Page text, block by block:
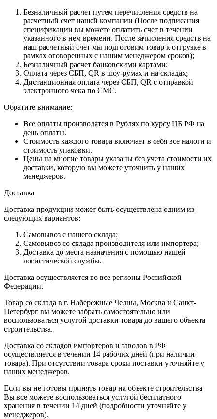
Безналичный расчет путем перечисления средств на
расчетный счет нашей компании (После подписания
спецификации вы можете оплатить счет в течении
указанного в нем времени. После зачисления средств на
наш расчетный счет мы подготовим товар к отгрузке в
рамках оговоренных с нашим менеджером сроков);
Безналичный расчет банковскими картами;
Оплата через СБП, QR в шоу-румах и на складах;
Дистанционная оплата через СБП, QR с отправкой
электронного чека по СМС.
Обратите внимание:
Все оплаты производятся в Рублях по курсу ЦБ РФ на
день оплаты.
Стоимость каждого товара включает в себя все налоги и
стоимость упаковки.
Цены на многие товары указаны без учета стоимости их
доставки, которую вы можете уточнить у наших
менеджеров.
Доставка
Доставка продукции может быть осуществлена одним из
следующих вариантов:
Самовывоз с нашего склада;
Самовывоз со склада производителя или импортера;
Доставка до места назначения с помощью нашей
логистической службы.
Доставка осуществляется во все регионы Российской
Федерации.
Товар со склада в г. Набережные Челны, Москва и Санкт-
Петербург вы можете забрать самостоятельно или
воспользоваться услугой доставки товара до вашего объекта
строительства.
Доставка со складов импортеров и заводов в РФ
осуществляется в течении 14 рабочих дней (при наличии
товара). При отсутствии товара сроки поставки уточняйте у
наших менеджеров.
Если вы не готовы принять товар на объекте строительства
Вы все можете воспользоваться услугой бесплатного
хранения в течении 14 дней (подробности уточняйте у
менеджеров).